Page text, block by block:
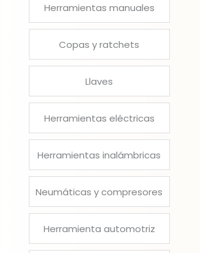
Herramientas manuales
Copas y ratchets
Llaves
Herramientas eléctricas
Herramientas inalámbricas
Neumáticas y compresores
Herramienta automotriz